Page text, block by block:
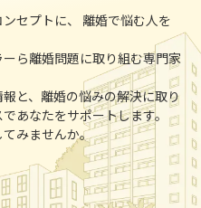
セプトに、 離婚で悩む人を
ら離婚問題に取り組む専門家
と、離婚の悩みの解決に取り
あなたをサポートします。
みませんか。